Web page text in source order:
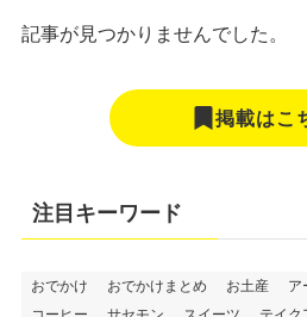
記事が見つかりませんでした。
掲載はこ
注目キーワード
おでかけ おでかけまとめ お土産 ア